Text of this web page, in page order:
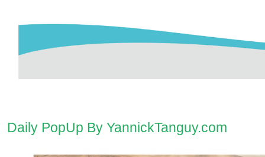
Daily PopUp By YannickTanguy.com